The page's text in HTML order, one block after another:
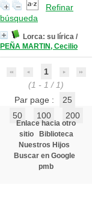
Refinar
búsqueda
Lorca: su lírica /
PEÑA MARTIN, Cecilio
1
(1 - 1 / 1)
Par page :
25
50
100 200
Enlace hacia otro
sitio
Biblioteca
Nuestros Hijos
Buscar en Google
pmb